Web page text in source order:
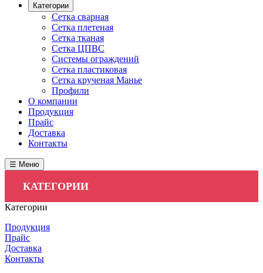
Категории
Сетка сварная
Сетка плетеная
Сетка тканая
Сетка ЦПВС
Системы ограждений
Сетка пластиковая
Сетка крученая Манье
Профили
О компании
Продукция
Прайс
Доставка
Контакты
☰ Меню
КАТЕГОРИИ
Категории
Продукция
Прайс
Доставка
Контакты